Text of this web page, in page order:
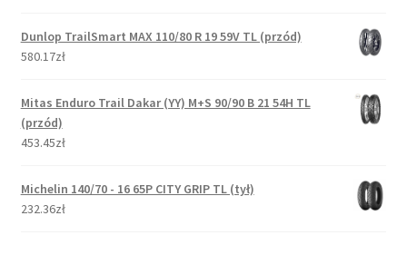
Dunlop TrailSmart MAX 110/80 R 19 59V TL (przód)
580.17zł
Mitas Enduro Trail Dakar (YY) M+S 90/90 B 21 54H TL
(przód)
453.45zł
Michelin 140/70 - 16 65P CITY GRIP TL (tył)
232.36zł